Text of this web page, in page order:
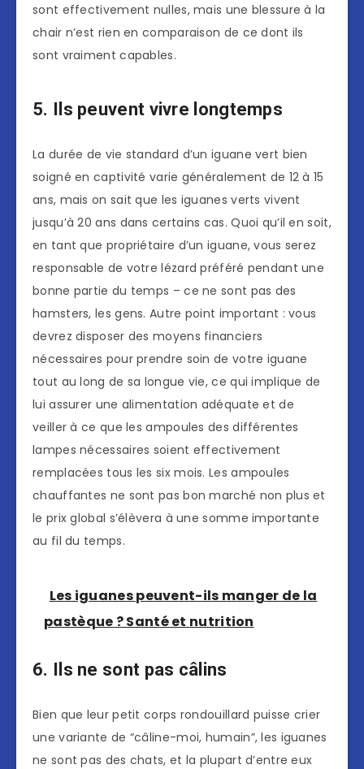
sont effectivement nulles, mais une blessure à la
chair n’est rien en comparaison de ce dont ils
sont vraiment capables.
5. Ils peuvent vivre longtemps
La durée de vie standard d’un iguane vert bien
soigné en captivité varie généralement de 12 à 15
ans, mais on sait que les iguanes verts vivent
jusqu’à 20 ans dans certains cas. Quoi qu’il en soit,
en tant que propriétaire d’un iguane, vous serez
responsable de votre lézard préféré pendant une
bonne partie du temps – ce ne sont pas des
hamsters, les gens. Autre point important : vous
devrez disposer des moyens financiers
nécessaires pour prendre soin de votre iguane
tout au long de sa longue vie, ce qui implique de
lui assurer une alimentation adéquate et de
veiller à ce que les ampoules des différentes
lampes nécessaires soient effectivement
remplacées tous les six mois. Les ampoules
chauffantes ne sont pas bon marché non plus et
le prix global s’élèvera à une somme importante
au fil du temps.
Les iguanes peuvent-ils manger de la
pastèque ? Santé et nutrition
6. Ils ne sont pas câlins
Bien que leur petit corps rondouillard puisse crier
une variante de “câline-moi, humain”, les iguanes
ne sont pas des chats, et la plupart d’entre eux